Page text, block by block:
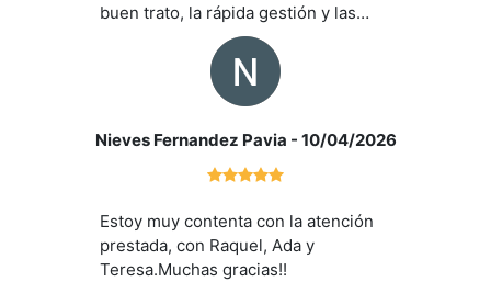
buen trato, la rápida gestión y las
facilidades y tranquilidad
proporcionadas durante la compra de
la vivienda. Muy recomendable sus
Nieves Fernandez Pavia - 10/04/2026
Estoy muy contenta con la atención
prestada, con Raquel, Ada y
Teresa.Muchas gracias!!